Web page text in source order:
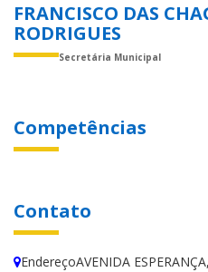
FRANCISCO DAS
RODRIGUES
Secretária Municipal
Competências
Contato
EndereçoAVENIDA